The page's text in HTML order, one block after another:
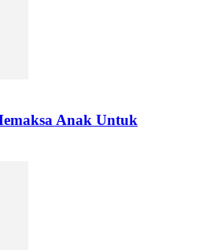
Anak Untuk